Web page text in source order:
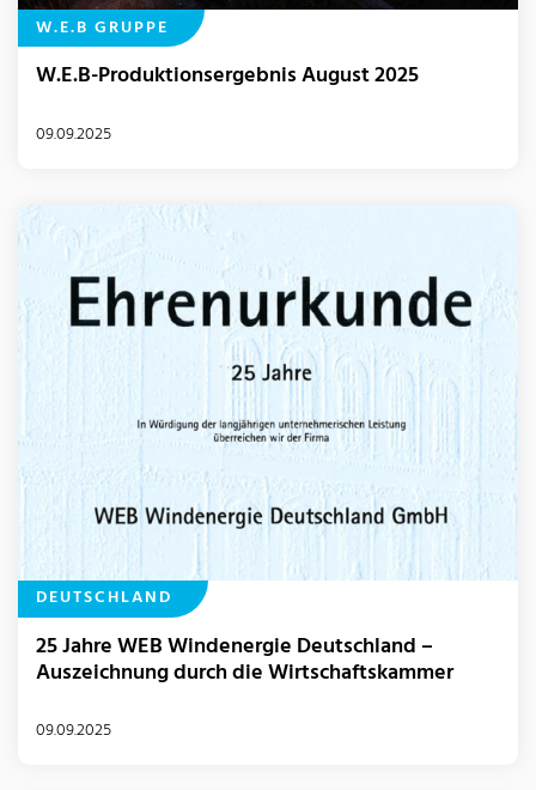
W.E.B GRUPPE
W.E.B-Produktionsergebnis August 2025
09.09.2025
DEUTSCHLAND
25 Jahre WEB Windenergie Deutschland –
Auszeichnung durch die Wirtschaftskammer
09.09.2025